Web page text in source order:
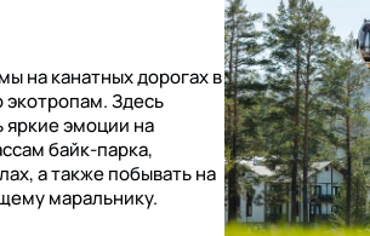
на канатных дорогах в
Здесь
яркие эмоции на
байк-парка,
а также побывать на
маральнику.